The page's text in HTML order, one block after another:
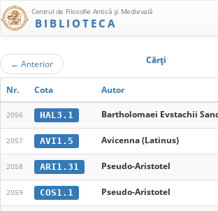
Centrul de Filosofie Antică şi Medievală
BIBLIOTECA
← Anterior Cărţi
Nr. Cota Autor
2056 HAL3.1 Bartholomaei Evstachii
2057 AVI1.5 Avicenna (Latinus)
2058 ARI1.31 Pseudo-Aristotel
2059 COS1.1 Pseudo-Aristotel